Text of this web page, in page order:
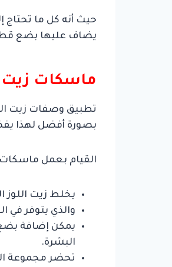
يضاف عليها بضع
ماسكات زيت
تطبيق وصفات زيت
بصورة أفضل لهذا
القيام بعمل
يخلط زيت اللوز
والذي يتوفر في
يمكن إضافة
البشرة.
تحضر مجموعة